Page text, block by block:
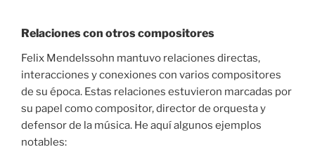
Relaciones con otros compositores
Felix Mendelssohn mantuvo relaciones directas,
interacciones y conexiones con varios compositores
de su época. Estas relaciones estuvieron marcadas por
su papel como compositor, director de orquesta y
defensor de la música. He aquí algunos ejemplos
notables: